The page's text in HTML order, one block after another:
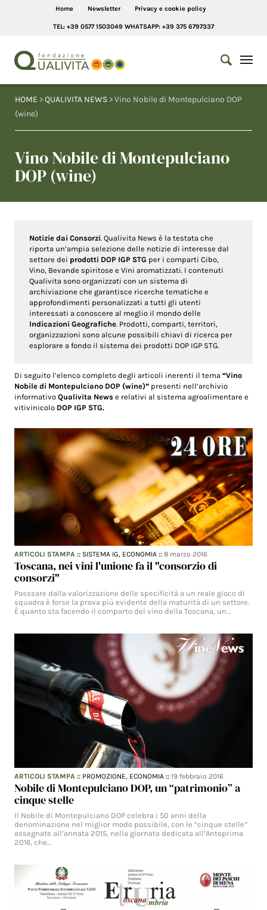
Home Newsletter Privacy e cookie policy
TEL: +39 0577 1503049 WHATSAPP: +39 375 6797337
HOME >QUALIVITA NEWS > Vino Nobile di Montepulciano DOP
(wine)
Vino Nobile di Montepulciano
DOP (wine)
Notizie dai Consorzi. Qualivita News è la testata che
riporta un’ampia selezione delle notizie di interesse dal
settore dei prodotti DOP IGP STG per i comparti Cibo,
Vino, Bevande spiritose e Vini aromatizzati. I contenuti
Qualivita sono organizzati con un sistema di
archiviazione che garantisce ricerche tematiche e
approfondimenti personalizzati a tutti gli utenti
interessati a conoscere al meglio il mondo delle
Indicazioni Geografiche. Prodotti, comparti, territori,
organizzazioni sono alcune possibili chiavi di ricerca per
esplorare a fondo il sistema dei prodotti DOP IGP STG.
Di seguito l’elenco completo degli articoli inerenti il tema“Vino
Nobile di Montepulciano DOP (wine)” presenti nell’archivio
informativoQualivita News e relativi al sistema agroalimentare e
vitivinicolo DOP IGP STG.
ARTICOLI STAMPA :: SISTEMA IG, ECONOMIA ::8 marzo 2016
Toscana, nei vini l'unione fa il "consorzio di
consorzi"
Passsare dalla valorizzazione delle specificità a un reale gioco di
squadra è forse la prova più evidente della maturità di un settore.
È quanto sta facendo il comparto del vino della Toscana, un…
ARTICOLI STAMPA :: PROMOZIONE, ECONOMIA ::19 febbraio 2016
Nobile di Montepulciano DOP, un “patrimonio” a
cinque stelle
Il Nobile di Montepulciano DOP celebra i 50 anni della
denominazione nel miglior modo possibile, con le “cinque stelle”
assegnate all’annata 2015, nella giornata dedicata all’Anteprima
2016, che…